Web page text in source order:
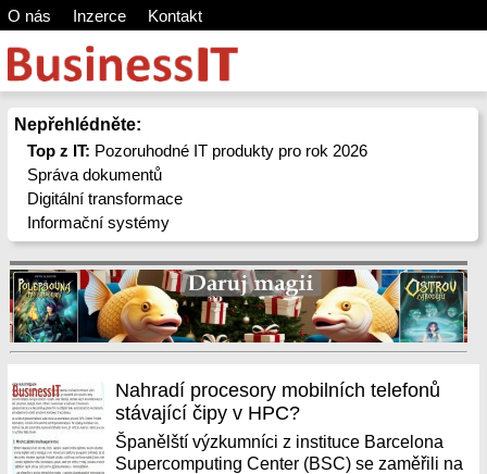
O nás Inzerce Kontakt
Nepřehlédněte:
Top z IT: Pozoruhodné IT produkty pro rok 2026
Správa dokumentů
Digitální transformace
Informační systémy
Nahradí procesory mobilních telefonů
stávající čipy v HPC?
Španělští výzkumníci z instituce Barcelona
Supercomputing Center (BSC) se zaměřili na